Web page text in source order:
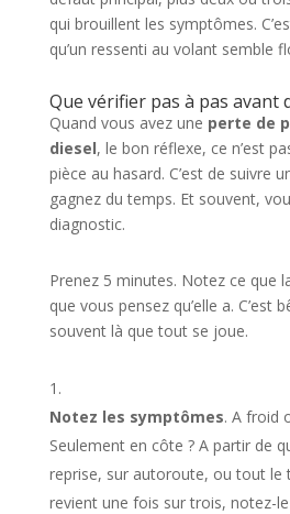
qui brouillent les symptômes.
qu’un ressenti au volant semble
Que vérifier pas à pas avant
Quand vous avez une perte de
diesel, le bon réflexe, ce n’est
pièce au hasard. C’est de suivre
gagnez du temps. Et souvent,
diagnostic.
Prenez 5 minutes. Notez ce que
que vous pensez qu’elle a. C’est
souvent là que tout se joue.
Notez les symptômes. A froid
Seulement en côte ? A partir de
reprise, sur autoroute, ou tout le
revient une fois sur trois, notez-le